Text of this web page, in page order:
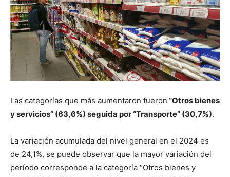
Las categorías que más aumentaron fueron “Otros bienes
y servicios” (63,6%) seguida por “Transporte” (30,7%).
La variación acumulada del nivel general en el 2024 es
de 24,1%, se puede observar que la mayor variación del
período corresponde a la categoría “Otros bienes y